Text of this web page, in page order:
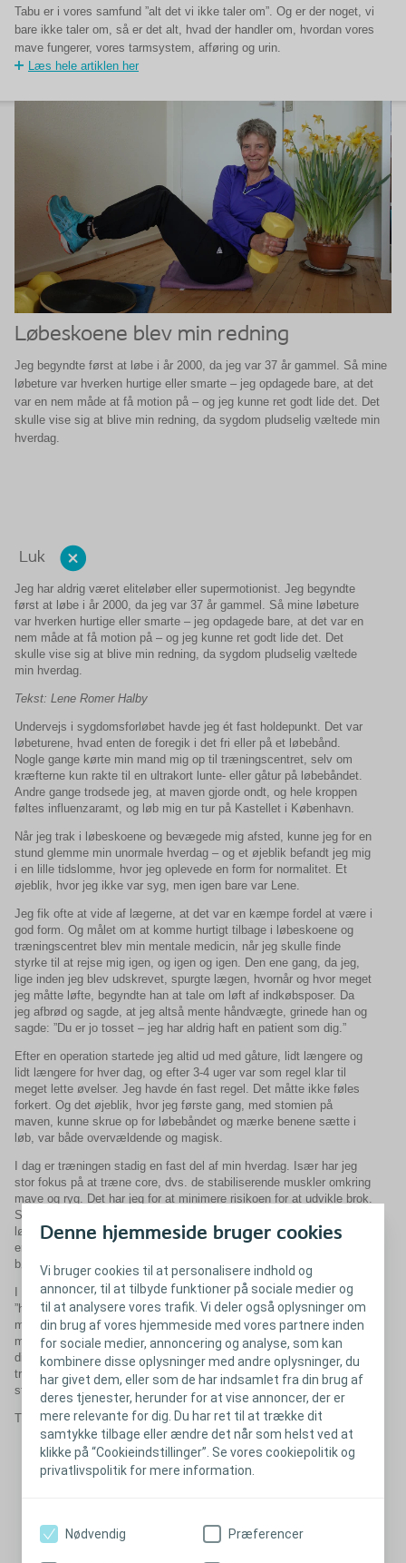
Denne hjemmeside bruger cookies
Vi bruger cookies til at personalisere indhold og
annoncer, til at tilbyde funktioner på sociale medier og
til at analysere vores trafik. Vi deler også oplysninger om
din brug af vores hjemmeside med vores partnere inden
for sociale medier, annoncering og analyse, som kan
kombinere disse oplysninger med andre oplysninger, du
har givet dem, eller som de har indsamlet fra din brug af
deres tjenester, herunder for at vise annoncer, der er
mere relevante for dig. Du har ret til at trække dit
samtykke tilbage eller ændre det når som helst ved at
klikke på “Cookieindstillinger”. Se vores cookiepolitik og
privatlivspolitik for mere information.
Nødvendig Præferencer
Tabu er i vores samfund ”alt det vi ikke taler om”. Og er der noget, vi
bare ikke taler om, så er det alt, hvad der handler om, hvordan vores
mave fungerer, vores tarmsystem, afføring og urin.
Læs hele artiklen her
Løbeskoene blev min redning
Jeg begyndte først at løbe i år 2000, da jeg var 37 år gammel. Så mine
løbeture var hverken hurtige eller smarte – jeg opdagede bare, at det
var en nem måde at få motion på – og jeg kunne ret godt lide det. Det
skulle vise sig at blive min redning, da sygdom pludselig væltede min
hverdag.
Luk
Jeg har aldrig været eliteløber eller supermotionist. Jeg begyndte
først at løbe i år 2000, da jeg var 37 år gammel. Så mine løbeture
var hverken hurtige eller smarte – jeg opdagede bare, at det var en
nem måde at få motion på – og jeg kunne ret godt lide det. Det
skulle vise sig at blive min redning, da sygdom pludselig væltede
min hverdag.
Tekst: Lene Romer Halby
Undervejs i sygdomsforløbet havde jeg ét fast holdepunkt. Det var
løbeturene, hvad enten de foregik i det fri eller på et løbebånd.
Nogle gange kørte min mand mig op til træningscentret, selv om
kræfterne kun rakte til en ultrakort lunte- eller gåtur på løbebåndet.
Andre gange trodsede jeg, at maven gjorde ondt, og hele kroppen
føltes influenzaramt, og løb mig en tur på Kastellet i København.
Når jeg trak i løbeskoene og bevægede mig afsted, kunne jeg for en
stund glemme min unormale hverdag – og et øjeblik befandt jeg mig
i en lille tidslomme, hvor jeg oplevede en form for normalitet. Et
øjeblik, hvor jeg ikke var syg, men igen bare var Lene.
Jeg fik ofte at vide af lægerne, at det var en kæmpe fordel at være i
god form. Og målet om at komme hurtigt tilbage i løbeskoene og
træningscentret blev min mentale medicin, når jeg skulle finde
styrke til at rejse mig igen, og igen og igen. Den ene gang, da jeg,
lige inden jeg blev udskrevet, spurgte lægen, hvornår og hvor meget
jeg måtte løfte, begyndte han at tale om løft af indkøbsposer. Da
jeg afbrød og sagde, at jeg altså mente håndvægte, grinede han og
sagde: ”Du er jo tosset – jeg har aldrig haft en patient som dig.”
Efter en operation startede jeg altid ud med gåture, lidt længere og
lidt længere for hver dag, og efter 3-4 uger var som regel klar til
meget lette øvelser. Jeg havde én fast regel. Det måtte ikke føles
forkert. Og det øjeblik, hvor jeg første gang, med stomien på
maven, kunne skrue op for løbebåndet og mærke benene sætte i
løb, var både overvældende og magisk.
I dag er træningen stadig en fast del af min hverdag. Især har jeg
stor fokus på at træne core, dvs. de stabiliserende muskler omkring
mave og ryg. Det har jeg for at minimere risikoen for at udvikle brok.
Stærke mavemuskler gør samtidig både lange vandreture og mine
løbeture bedre og lettere. Og ja, så gør det heller ikke noget, at jeg
er stærk, når der skal løftes på jobbet, eller at jeg skal løfte mine
børnebørn.
I øjeblikket, hvor fitnesscentret er lukket, dyrker jeg
”hjemmefitness”. Ved at træne hjemme kan jeg undgå at miste for
meget af min muskelmasse og styrke – og samtidig er det
mentalhygiejnisk meget vigtigt for mig stadig at få rørt mig. Så i
disse dage klarer jeg styrketræningen med et par håndvægte, en
træningselastik og et balancebræt – og så snører jeg selvfølgelig
stadig løbeskoene og tager en tur i den friske luft.
Tre gode råd
Hvis du skal genoptræne efter en operation, så sæt
realistiske mål. Hellere lidt end for meget, og hellere lidt end
ingenting.
Du kan godt være veltrænet uden at have store overarme og
vaskebræt på maven.